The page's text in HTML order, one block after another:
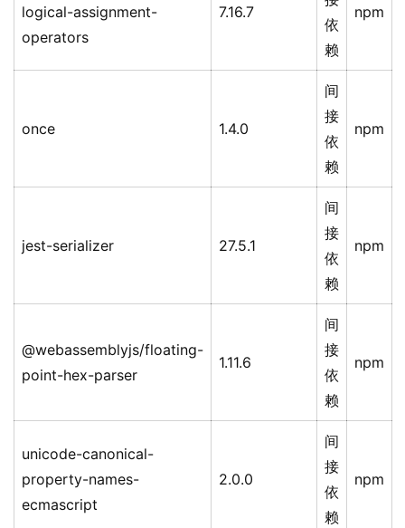
logical-assignment-
operators
7.16.7
依
赖
npm
once 1.4.0
间
接
依
赖
npm
jest-serializer 27.5.1
间
接
依
赖
npm
@webassemblyjs/floating-
point-hex-parser
1.11.6
间
接
依
赖
npm
unicode-canonical-
property-names-
ecmascript
2.0.0
间
接
依
赖
npm